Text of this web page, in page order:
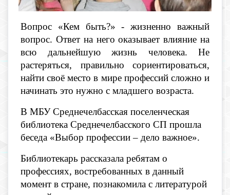
Вопрос «Кем быть?» - жизненно важный
вопрос. Ответ на него оказывает влияние на
всю дальнейшую жизнь человека. Не
растеряться, правильно сориентироваться,
найти своё место в мире профессий сложно и
начинать это нужно с младшего возраста.
В МБУ Среднечелбасская поселенческая
библиотека Среднечелбасского СП прошла
беседа «Выбор профессии – дело важное».
Библиотекарь рассказала ребятам о
профессиях, востребованных в данный
момент в стране, познакомила с литературой